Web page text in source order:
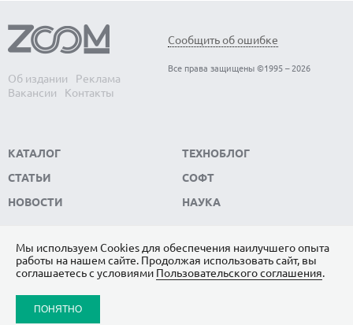
Об издании
Реклама
Вакансии
Контакты
Сообщить об ошибке
Все права защищены ©1995 – 2026
КАТАЛОГ
СТАТЬИ
НОВОСТИ
ТЕХНОБЛОГ
СОФТ
НАУКА
ПОДПИШИТЕСЬ НА НАС
ЯНДЕКС.ДЗЕН
ВКОНТАКТЕ
Мы используем Сookies для обеспечения наилучшего опыта
работы на нашем сайте. Продолжая использовать сайт, вы
соглашаетесь с условиями Пользовательского соглашения.
ПОНЯТНО